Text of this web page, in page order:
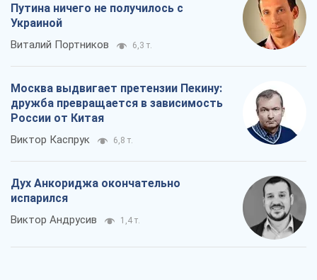
Путина ничего не получилось с
Украиной
Виталий Портников 6,3 т.
Москва выдвигает претензии Пекину:
дружба превращается в зависимость
России от Китая
Виктор Каспрук 6,8 т.
Дух Анкориджа окончательно
испарился
Виктор Андрусив 1,4 т.